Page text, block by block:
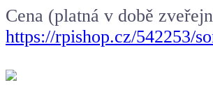
Cena (platná v době
https://rpishop.cz/542253/